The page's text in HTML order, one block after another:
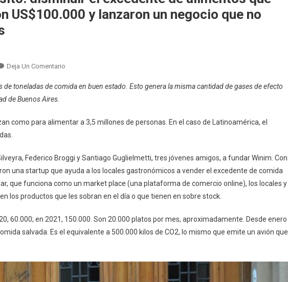
US$100.000 y lanzaron un negocio que no
Deja Un Comentario
Socios,
Disminuir
De
Alimentos
Que
Se
Juntaron
US$100.000
Un
Negocio
toneladas de comida en buen estado. Esto genera la misma cantidad de gases de efecto
de Buenos Aires.
como para alimentar a 3,5 millones de personas. En el caso de Latinoamérica, el
Federico Broggi y Santiago Guglielmetti, tres jóvenes amigos, a fundar Winim. Con
una startup que ayuda a los locales gastronómicos a vender el excedente de comida
que funciona como un market place (una plataforma de comercio online), los locales y
los productos que les sobran en el día o que tienen en sobre stock.
60.000; en 2021, 150.000. Son 20.000 platos por mes, aproximadamente. Desde enero
salvada. Es el equivalente a 500.000 kilos de CO2, lo mismo que emite un avión que